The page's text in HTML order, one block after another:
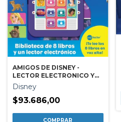
AMIGOS DE DISNEY -
LECTOR ELECTRONICO Y
BIBLIOTECA DE 8 LIBROS
Disney
$93.686,00